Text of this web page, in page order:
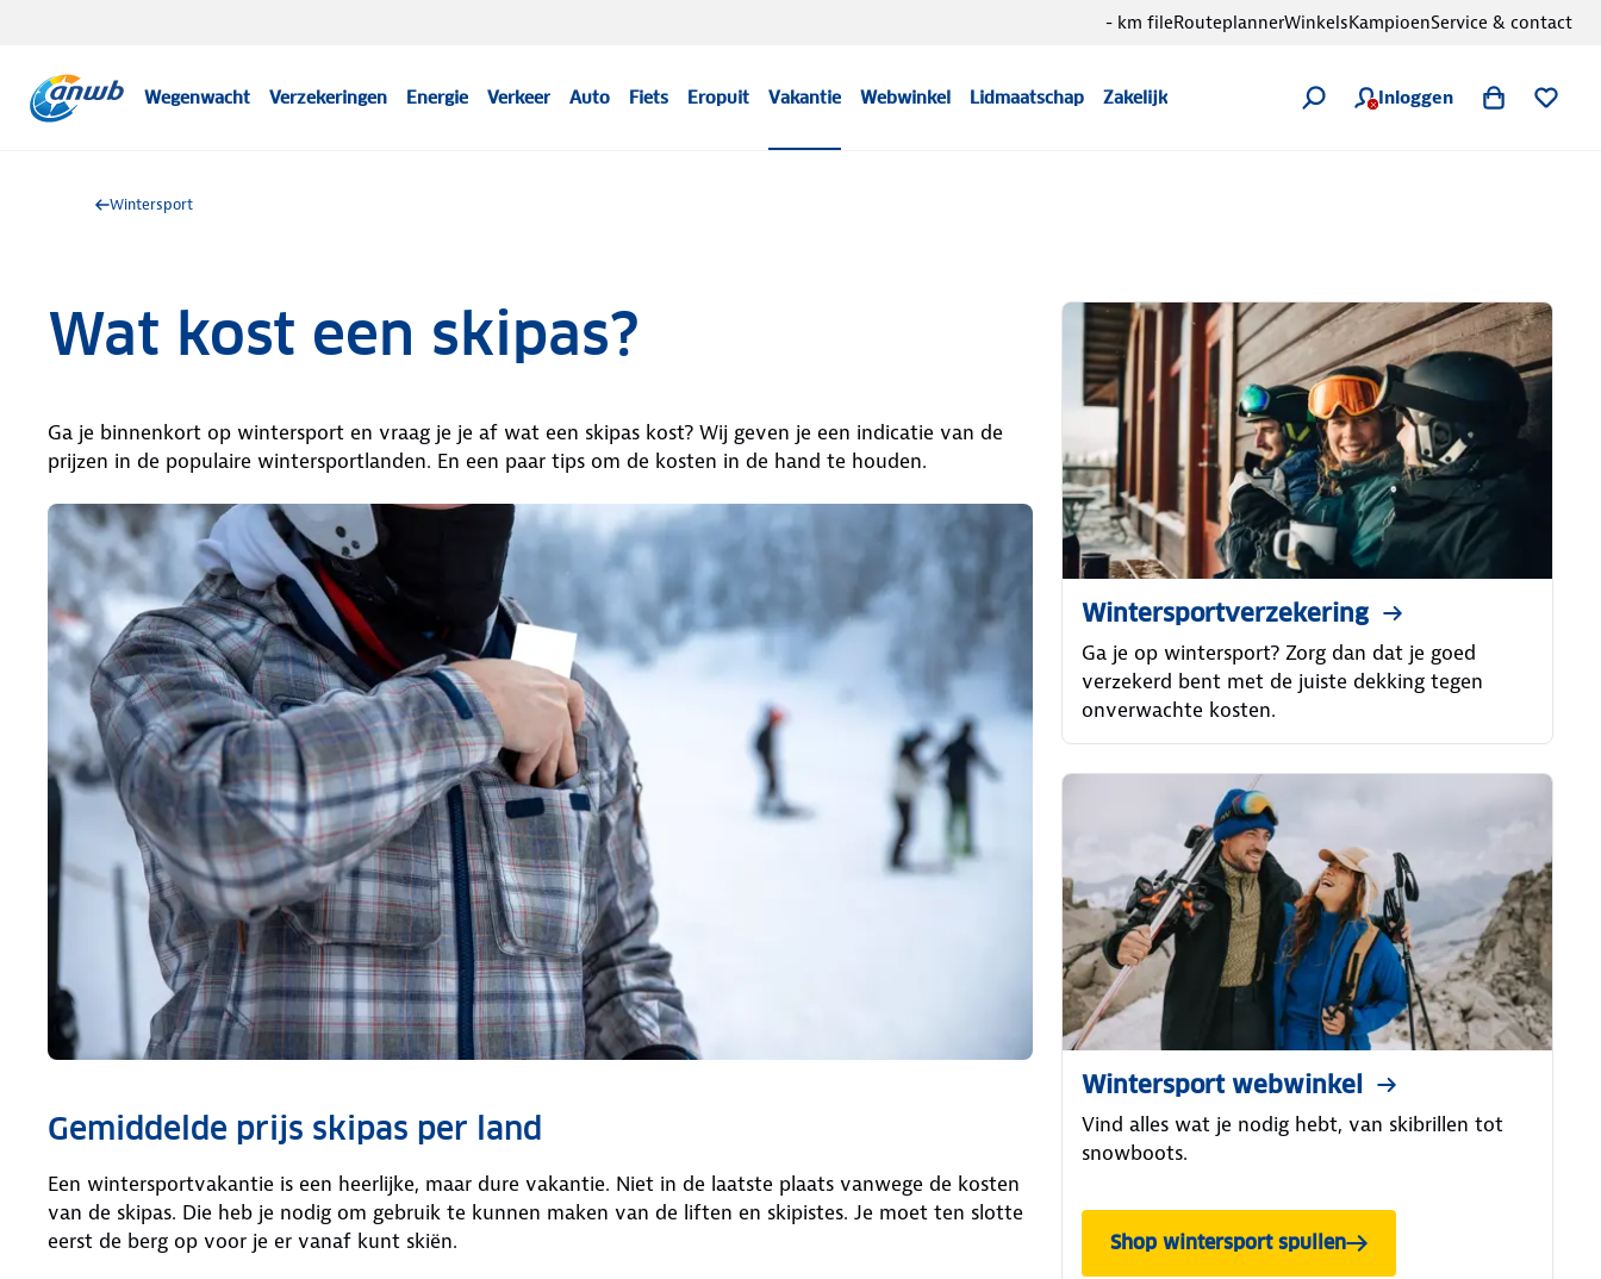
Wegenwacht Verzekeringen Energie Verkeer Auto Fiets Eropuit Vakantie Webwinkel Lidmaatschap Zakelijk Inloggen
- km fileRouteplannerWinkelsKampioenService & contact
Wintersport
Wat kost een skipas?
Ga je binnenkort op wintersport en vraag je je af wat een skipas kost? Wij geven je een indicatie van de
prijzen in de populaire wintersportlanden. En een paar tips om de kosten in de hand te houden.
Gemiddelde prijs skipas per land
Een wintersportvakantie is een heerlijke, maar dure vakantie. Niet in de laatste plaats vanwege de kosten
van de skipas. Die heb je nodig om gebruik te kunnen maken van de liften en skipistes. Je moet ten slotte
eerst de berg op voor je er vanaf kunt skiën.
Wintersportverzekering
Ga je op wintersport? Zorg dan dat je goed
verzekerd bent met de juiste dekking tegen
onverwachte kosten.
Wintersport webwinkel
Vind alles wat je nodig hebt, van skibrillen tot
snowboots.
Shop wintersport spullen